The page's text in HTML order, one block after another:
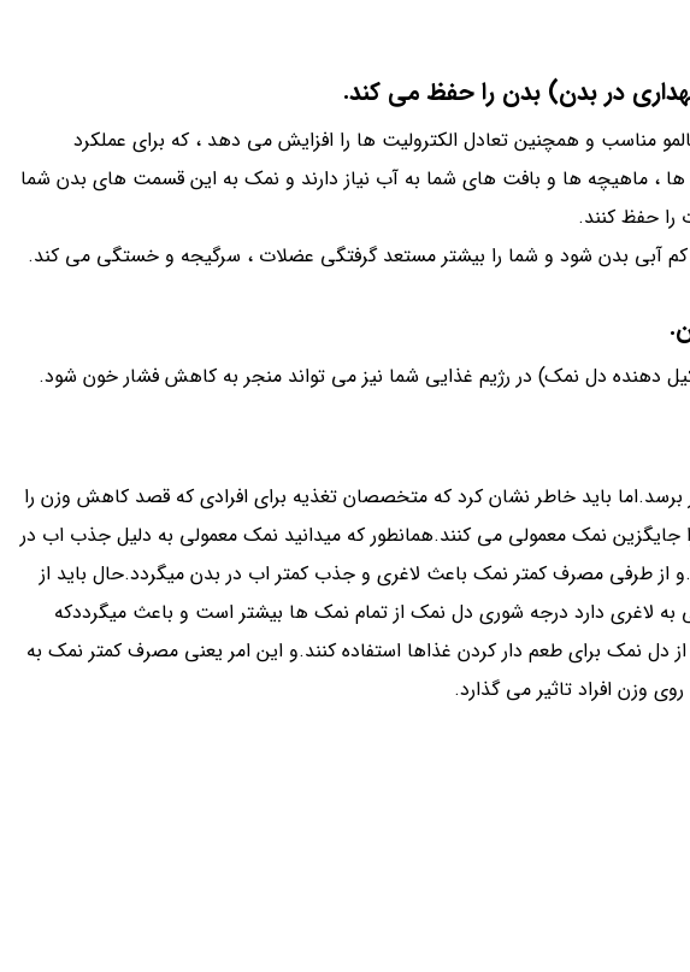
مناسب و همچنین تعادل الکترولیت ها را افزایش می دهد ، که برای عملکرد
، ماهیچه ها و بافت های شما به آب نیاز دارند و نمک به این قسمت های بدن شما
را حفظ کنند.
کم آبی بدن شود و شما را بیشتر مستعد گرفتگی عضلات ، سرگیجه و خستگی می کند.
دهنده دل نمک) در رژیم غذایی شما نیز می تواند منجر به کاهش فشار خون شود.
باید خاطر نشان کرد که متخصصان تغذیه برای افرادی که قصد کاهش وزن را
جایگزین نمک معمولی می کنند.همانطور که میدانید نمک معمولی به دلیل جذب اب در
از طرفی مصرف کمتر نمک باعث لاغری و جذب کمتر اب در بدن میگردد.حال باید از
لاغری دارد درجه شوری دل نمک از تمام نمک ها بیشتر است و باعث میگرددکه
از دل نمک برای طعم دار کردن غذاها استفاده کنند.و این امر یعنی مصرف کمتر نمک به
وزن افراد تاثیر می گذارد.